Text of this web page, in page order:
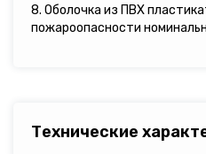
8. Оболочка из ПВХ
пожароопасности
Технические